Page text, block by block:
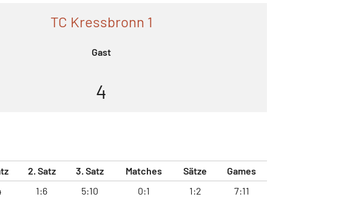
TC Kressbronn 1
Gast
4
2. Satz 3. Satz Matches Sätze Games
1:6 5:10 0:1 1:2 7:11